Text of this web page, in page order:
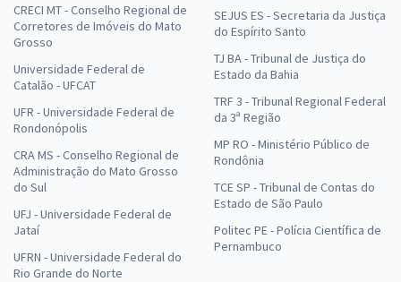
CRECI MT - Conselho Regional de
Corretores de Imóveis do Mato
Grosso
Universidade Federal de
Catalão - UFCAT
UFR - Universidade Federal de
Rondonópolis
CRA MS - Conselho Regional de
Administração do Mato Grosso
do Sul
UFJ - Universidade Federal de
Jataí
UFRN - Universidade Federal do
Rio Grande do Norte
SEJUS ES - Secretaria da Justiça
do Espírito Santo
TJ BA - Tribunal de Justiça do
Estado da Bahia
TRF 3 - Tribunal Regional Federal
da 3ª Região
MP RO - Ministério Público de
Rondônia
TCE SP - Tribunal de Contas do
Estado de São Paulo
Politec PE - Polícia Científica de
Pernambuco